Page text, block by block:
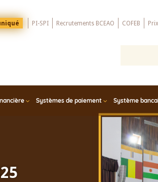
PI-SPI Recrutements BCEAO COFEB
Systèmes de paiement Système